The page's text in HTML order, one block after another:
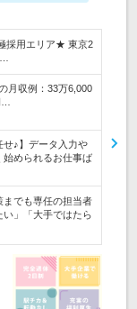
採用エリア★ 東京2
月収例：33万6,000
せ♪】データ入力や
始められるお仕事ば
までも専任の担当者
」「大手ではたら